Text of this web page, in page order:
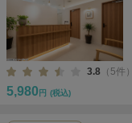
3.8 （5件）
5,980 円 (税込)